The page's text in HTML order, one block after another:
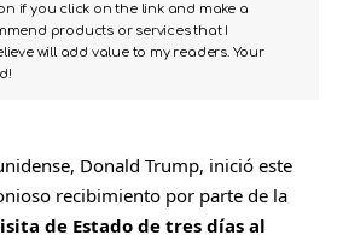
if you click on the link and make a
products or services that I
will add value to my readers. Your
Donald Trump, inició este
recibimiento por parte de la
de Estado de tres días al